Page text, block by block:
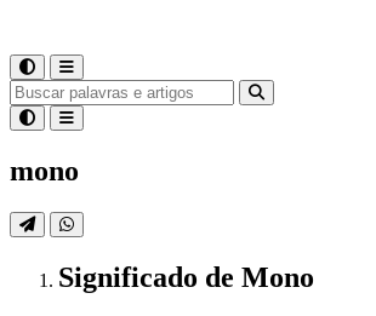
mono
Significado de Mono